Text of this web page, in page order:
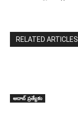
RELATED ARTICLES
ఆదాబ్ ప్రత్యేకం